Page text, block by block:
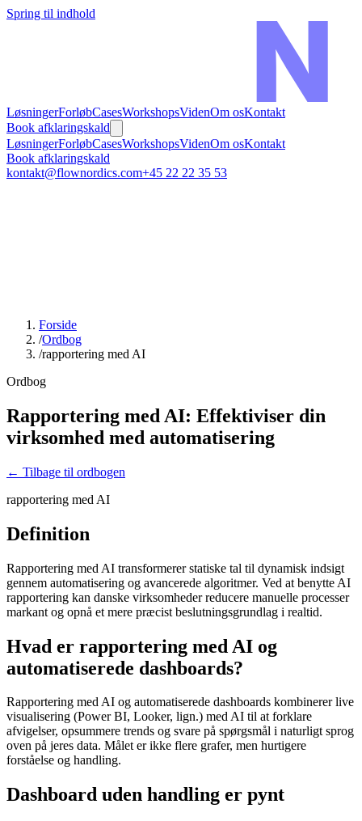
Spring til indhold
LøsningerForløbCasesWorkshopsVidenOm osKontakt
Book afklaringskald
LøsningerForløbCasesWorkshopsVidenOm osKontakt
Book afklaringskald
kontakt@flownordics.com+45 22 22 35 53
Forside
/Ordbog
/rapportering med AI
Ordbog
Rapportering med AI: Effektiviser din
virksomhed med automatisering
← Tilbage til ordbogen
rapportering med AI
Definition
Rapportering med AI transformerer statiske tal til dynamisk indsigt
gennem automatisering og avancerede algoritmer. Ved at benytte AI
rapportering kan danske virksomheder reducere manuelle processer
markant og opnå et mere præcist beslutningsgrundlag i realtid.
Hvad er rapportering med AI og
automatiserede dashboards?
Rapportering med AI og automatiserede dashboards kombinerer live
visualisering (Power BI, Looker, lign.) med AI til at forklare
afvigelser, opsummere trends og svare på spørgsmål i naturligt sprog
oven på jeres data. Målet er ikke flere grafer, men hurtigere
forståelse og handling.
Dashboard uden handling er pynt